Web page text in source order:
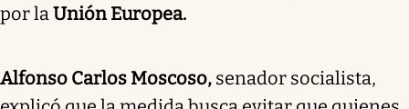
por la Unión Europea.
Alfonso Carlos Moscoso, senador socialista,